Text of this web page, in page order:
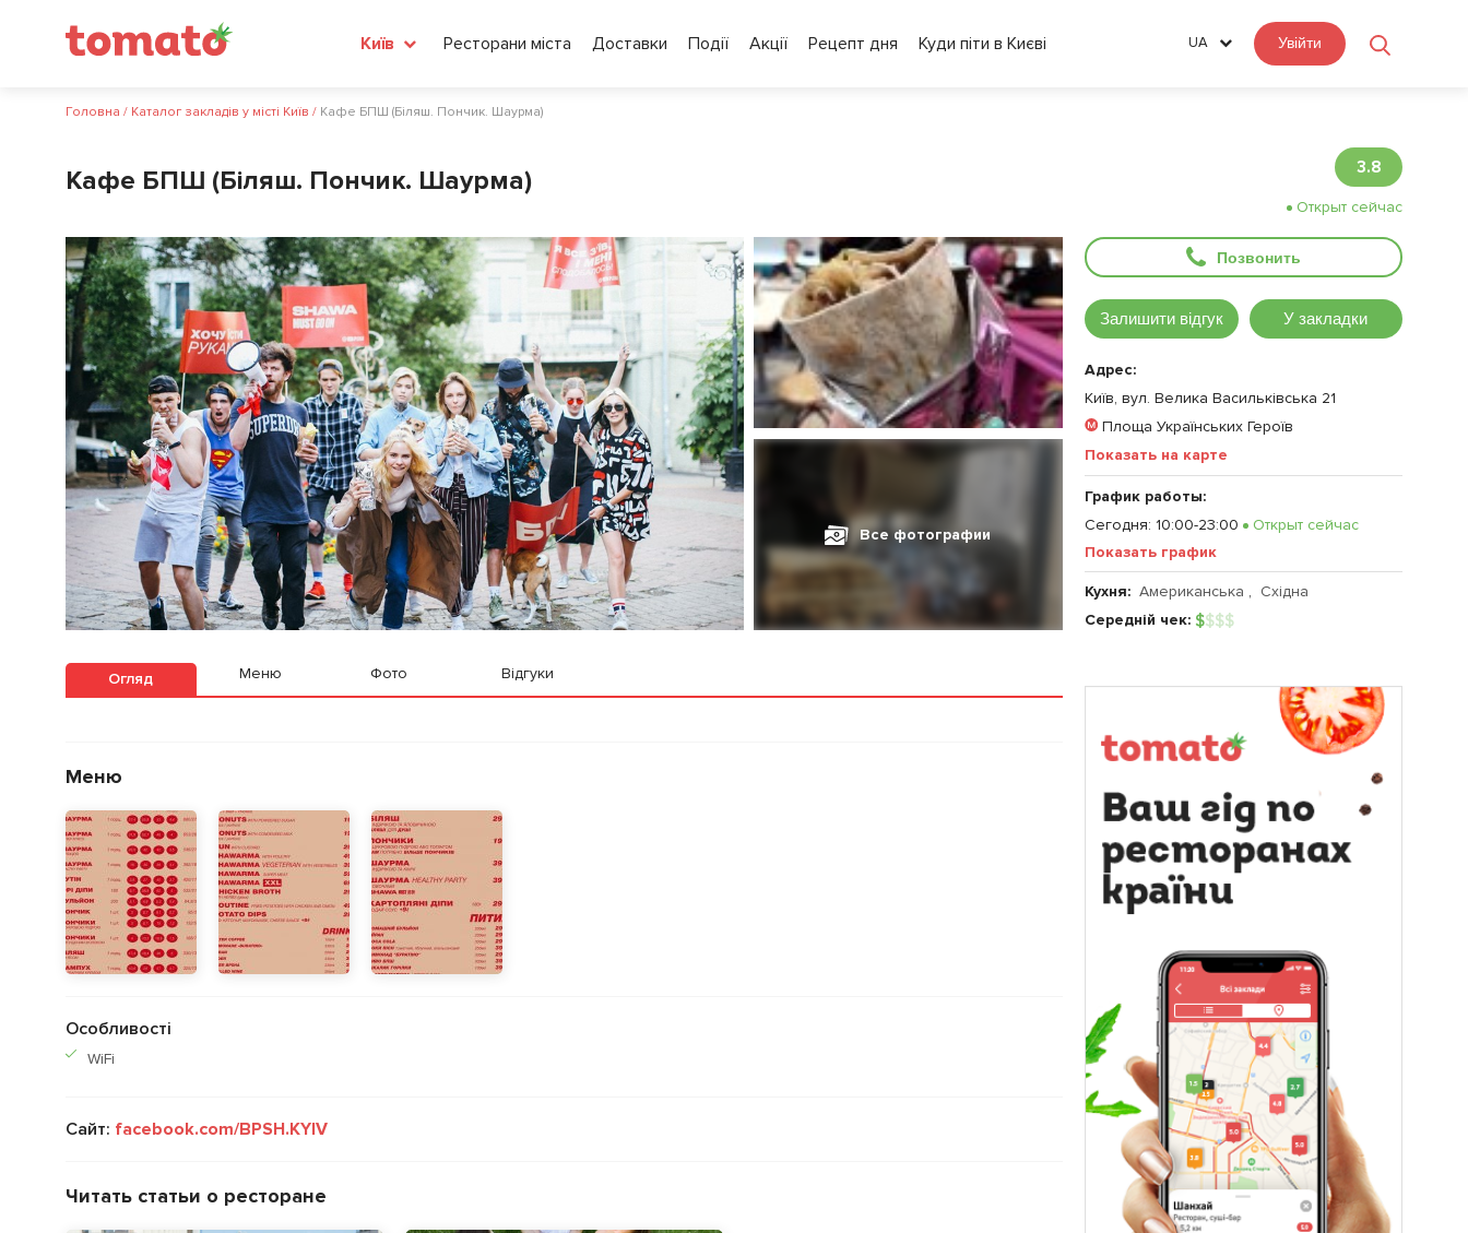
Київ Ресторани міста Доставки Події Акції Рецепт дня Куди піти в Києві UA Увійти
Головна / Каталог закладів у місті Київ / Кафе БПШ (Біляш. Пончик. Шаурма)
Кафе БПШ (Біляш. Пончик. Шаурма) 3.8
Открыт сейчас
Позвонить
Залишити відгук У закладки
Адрес:
Київ, вул. Велика Васильківська 21
Площа Українських Героїв
Показать на карте
График работы:
Сегодня: 10:00-23:00
Открыт сейчас
Показать график
Кухня: Американська , Східнa
Середній чек: $$$$
Все фотографии
Огляд Меню Фото Відгуки
Меню
Особливості
WiFi
Сайт: facebook.com/BPSH.KYIV
Читать статьи о ресторане